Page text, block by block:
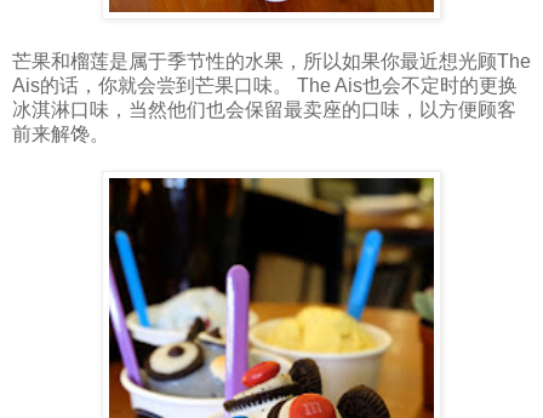
芒果和榴莲是属于季节性的水果，所以如果你最近想光顾The
Ais的话，你就会尝到芒果口味。 The Ais也会不定时的更换
冰淇淋口味，当然他们也会保留最卖座的口味，以方便顾客
前来解馋。